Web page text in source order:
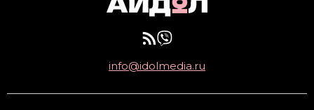
info@idolmedia.ru